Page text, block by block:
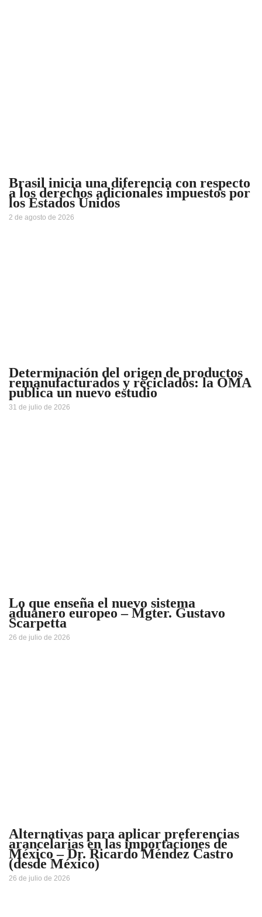
Brasil inicia una diferencia con respecto
a los derechos adicionales impuestos por
los Estados Unidos
2 de agosto de 2026
Determinación del origen de productos
remanufacturados y reciclados: la OMA
publica un nuevo estudio
31 de julio de 2026
Lo que enseña el nuevo sistema
aduanero europeo – Mgter. Gustavo
Scarpetta
26 de julio de 2026
Alternativas para aplicar preferencias
arancelarias en las importaciones de
México – Dr. Ricardo Méndez Castro
(desde México)
26 de julio de 2026